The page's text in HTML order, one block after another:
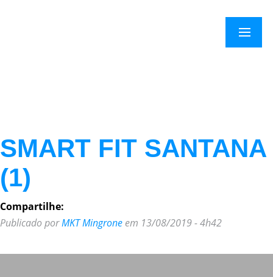
×
Menu
SMART FIT SANTANA
(1)
Compartilhe:
Publicado porMKT Mingrone em 13/08/2019 - 4h42